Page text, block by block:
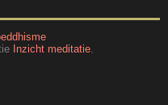
Inzicht meditatie.